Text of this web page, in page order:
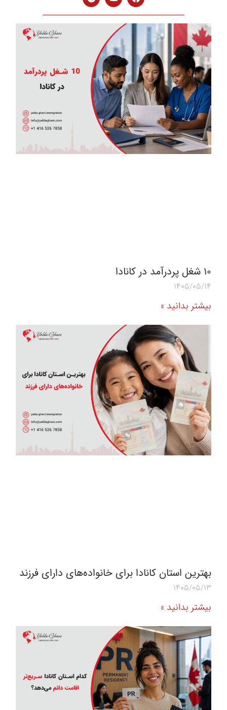
10 شغل پردرآمد در کانادا
1405/05/14
بیشتر بدانید »
بهترین استان کانادا برای خانواده‌های دارای فرزند
1405/05/13
بیشتر بدانید »